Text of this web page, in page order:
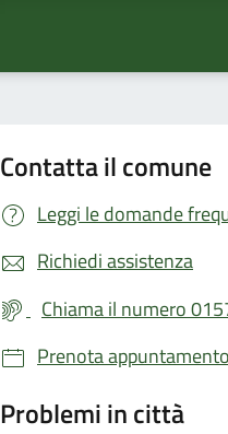
Contatta il comune
Leggi le domande
Richiedi assistenza
Chiama il numero
Prenota appuntamento
Problemi in città